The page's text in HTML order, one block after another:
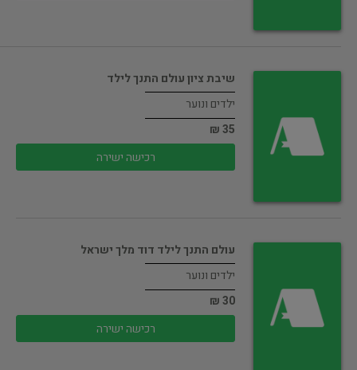
שיבת ציון עולם התנך לילד
ילדים ונוער
35 ₪
רכישה ישירה
עולם התנך לילד דוד מלך ישראל
ילדים ונוער
30 ₪
רכישה ישירה